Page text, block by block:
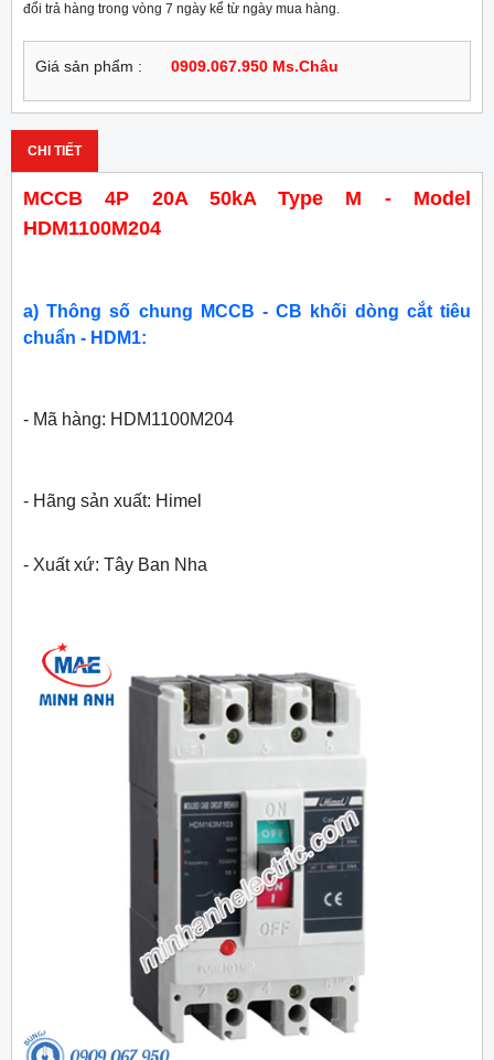
đổi trả hàng trong vòng 7 ngày kể từ ngày mua hàng.
Giá sản phẩm : 0909.067.950 Ms.Châu
CHI TIẾT
MCCB 4P 20A 50kA Type M - Model
HDM1100M204
a) Thông số chung MCCB - CB khối dòng cắt tiêu
chuẩn - HDM1:
- Mã hàng: HDM1100M204
- Hãng sản xuất: Himel
- Xuất xứ: Tây Ban Nha